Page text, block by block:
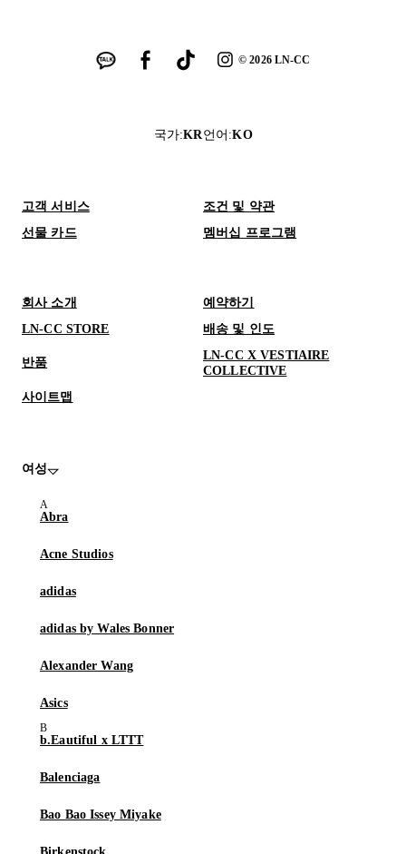
©2026LN-CC
국가:KR 언어 :KO
고객 서비스
조건 및 약관
선물 카드
멤버십 프로그램
회사 소개
예약하기
LN-CC STORE
배송 및 인도
반품
LN-CC X VESTIAIRE
COLLECTIVE
사이트맵
여성
Abra
Acne Studios
adidas
adidas by Wales Bonner
Alexander Wang
Asics
b.Eautiful x LTTT
Balenciaga
Bao Bao Issey Miyake